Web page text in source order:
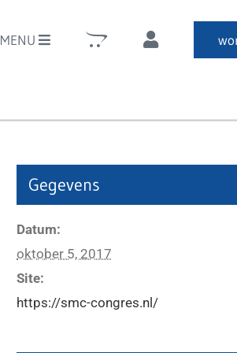
MENU
Gegevens
Datum:
oktober 5, 2017
Site:
https://smc-congres.nl/